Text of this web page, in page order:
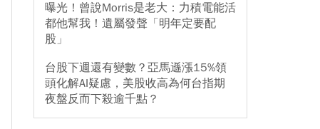
曝光！曾說Morris是老大：力積電能活
都他幫我！遺屬發聲「明年定要配
股」
台股下週還有變數？亞馬遜漲15%領
頭化解AI疑慮，美股收高為何台指期
夜盤反而下殺逾千點？